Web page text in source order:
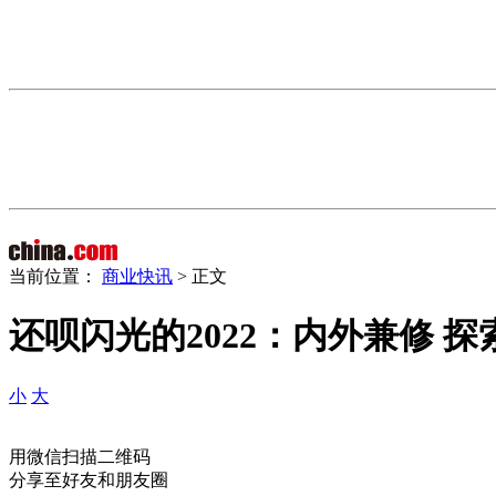
当前位置： 商业快讯 > 正文
还呗闪光的2022：内外兼修 探
小 大
用微信扫描二维码
分享至好友和朋友圈